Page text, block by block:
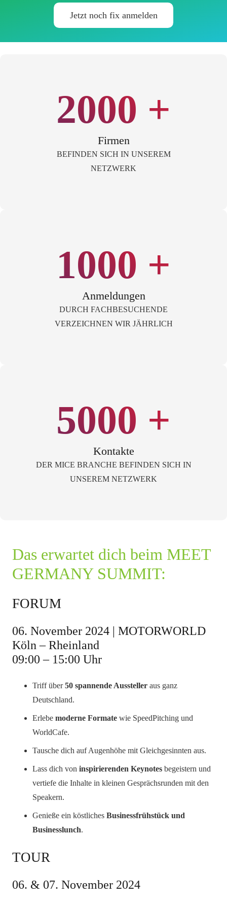
Jetzt noch fix anmelden
2000 +
Firmen
BEFINDEN SICH IN UNSEREM
NETZWERK
1000 +
Anmeldungen
DURCH FACHBESUCHENDE
VERZEICHNEN WIR JÄHRLICH
5000 +
Kontakte
DER MICE BRANCHE BEFINDEN SICH IN
UNSEREM NETZWERK
Das erwartet dich beim MEET
GERMANY SUMMIT:
FORUM
06. November 2024 | MOTORWORLD
Köln – Rheinland
09:00 – 15:00 Uhr
Triff über50 spannende Aussteller aus ganz
Deutschland.
Erlebe moderne Formate wie SpeedPitching und
WorldCafe.
Tausche dich auf Augenhöhe mit Gleichgesinnten aus.
Lass dich von inspirierenden Keynotes begeistern und
vertiefe die Inhalte in kleinen Gesprächsrunden mit den
Speakern.
Genieße ein köstliches Businessfrühstück und
Businesslunch.
TOUR
06. & 07. November 2024